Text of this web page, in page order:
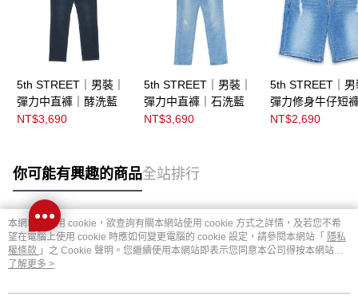
5th STREET｜男裝｜
彈力中直褲｜酵洗藍
NT$3,690
5th STREET｜男裝｜
彈力中直褲｜石洗藍
NT$3,690
5th STREET｜男
彈力修身牛仔短
洗藍
NT$2,690
你可能有興趣的商品全站排行
熱門標籤
本網站中使用 cookie，欲查詢有關本網站使用 cookie 方式之詳情，及若您不希
望在電腦上使用 cookie 時應如何變更電腦的 cookie 設定，請參閱本網站「 隱私
權條款 」之 Cookie 聲明。您繼續使用本網站即表示您同意本公司得按本網站使
用條款之 Cookie 聲明使用 cookie。
了解更多 >